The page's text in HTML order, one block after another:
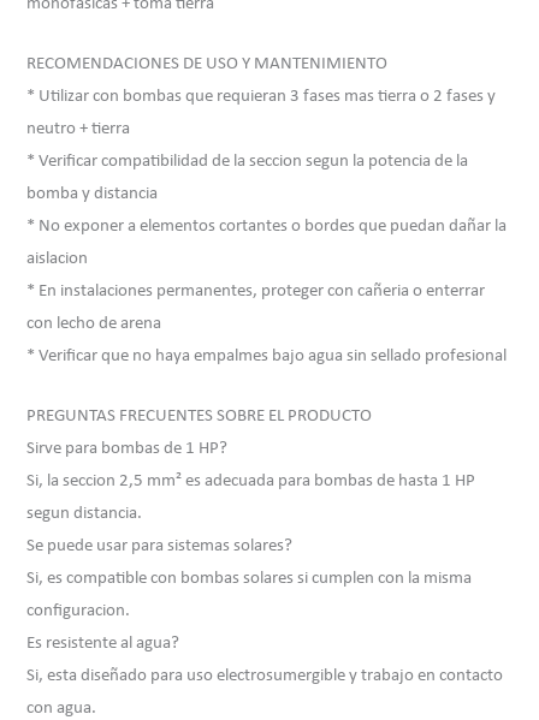
monofasicas + toma tierra
RECOMENDACIONES DE USO Y MANTENIMIENTO
* Utilizar con bombas que requieran 3 fases mas tierra o 2 fases y
neutro + tierra
* Verificar compatibilidad de la seccion segun la potencia de la
bomba y distancia
* No exponer a elementos cortantes o bordes que puedan dañar la
aislacion
* En instalaciones permanentes, proteger con cañeria o enterrar
con lecho de arena
* Verificar que no haya empalmes bajo agua sin sellado profesional
PREGUNTAS FRECUENTES SOBRE EL PRODUCTO
Sirve para bombas de 1 HP?
Si, la seccion 2,5 mm² es adecuada para bombas de hasta 1 HP
segun distancia.
Se puede usar para sistemas solares?
Si, es compatible con bombas solares si cumplen con la misma
configuracion.
Es resistente al agua?
Si, esta diseñado para uso electrosumergible y trabajo en contacto
con agua.